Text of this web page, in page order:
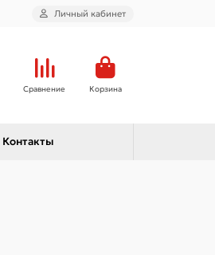
Личный кабинет
Сравнение Корзина
Контакты